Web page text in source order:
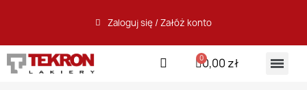
Zaloguj się / Załóż konto
0,00 zł